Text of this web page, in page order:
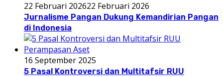
22 Februari 202622 Februari 2026
Jurnalisme Pangan Dukung Kemandirian Pangan
di Indonesia
16 September 2025
5 Pasal Kontroversi dan Multitafsir RUU